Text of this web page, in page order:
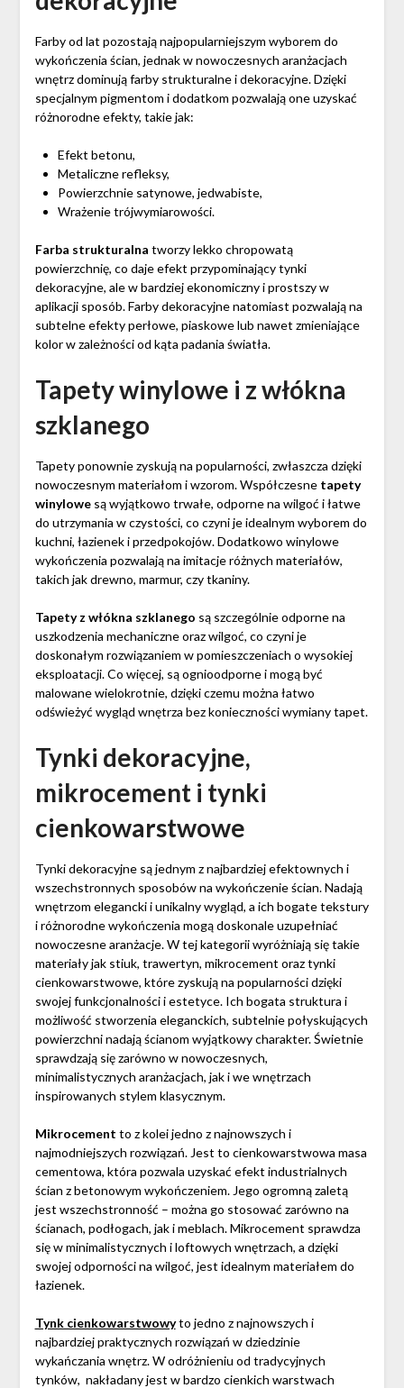
Farby od lat pozostają najpopularniejszym wyborem do
wykończenia ścian, jednak w nowoczesnych aranżacjach
wnętrz dominują farby strukturalne i dekoracyjne. Dzięki
specjalnym pigmentom i dodatkom pozwalają one uzyskać
różnorodne efekty, takie jak:
Efekt betonu,
Metaliczne refleksy,
Powierzchnie satynowe, jedwabiste,
Wrażenie trójwymiarowości.
Farba strukturalna tworzy lekko chropowatą
powierzchnię, co daje efekt przypominający tynki
dekoracyjne, ale w bardziej ekonomiczny i prostszy w
aplikacji sposób. Farby dekoracyjne natomiast pozwalają na
subtelne efekty perłowe, piaskowe lub nawet zmieniające
kolor w zależności od kąta padania światła.
Tapety winylowe i z włókna
szklanego
Tapety ponownie zyskują na popularności, zwłaszcza dzięki
nowoczesnym materiałom i wzorom. Współczesne tapety
winylowesą wyjątkowo trwałe, odporne na wilgoć i łatwe
do utrzymania w czystości, co czyni je idealnym wyborem do
kuchni, łazienek i przedpokojów. Dodatkowo winylowe
wykończenia pozwalają na imitacje różnych materiałów,
takich jak drewno, marmur, czy tkaniny.
Tapety z włókna szklanego są szczególnie odporne na
uszkodzenia mechaniczne oraz wilgoć, co czyni je
doskonałym rozwiązaniem w pomieszczeniach o wysokiej
eksploatacji. Co więcej, są ognioodporne i mogą być
malowane wielokrotnie, dzięki czemu można łatwo
odświeżyć wygląd wnętrza bez konieczności wymiany tapet.
Tynki dekoracyjne,
mikrocement i tynki
cienkowarstwowe
Tynki dekoracyjne są jednym z najbardziej efektownych i
wszechstronnych sposobów na wykończenie ścian. Nadają
wnętrzom elegancki i unikalny wygląd, a ich bogate tekstury
i różnorodne wykończenia mogą doskonale uzupełniać
nowoczesne aranżacje. W tej kategorii wyróżniają się takie
materiały jak stiuk, trawertyn, mikrocement oraz tynki
cienkowarstwowe, które zyskują na popularności dzięki
swojej funkcjonalności i estetyce. Ich bogata struktura i
możliwość stworzenia eleganckich, subtelnie połyskujących
powierzchni nadają ścianom wyjątkowy charakter. Świetnie
sprawdzają się zarówno w nowoczesnych,
minimalistycznych aranżacjach, jak i we wnętrzach
inspirowanych stylem klasycznym.
Mikrocement to z kolei jedno z najnowszych i
najmodniejszych rozwiązań. Jest to cienkowarstwowa masa
cementowa, która pozwala uzyskać efekt industrialnych
ścian z betonowym wykończeniem. Jego ogromną zaletą
jest wszechstronność – można go stosować zarówno na
ścianach, podłogach, jak i meblach. Mikrocement sprawdza
się w minimalistycznych i loftowych wnętrzach, a dzięki
swojej odporności na wilgoć, jest idealnym materiałem do
łazienek.
Tynk cienkowarstwowyto jedno z najnowszych i
najbardziej praktycznych rozwiązań w dziedzinie
wykańczania wnętrz. W odróżnieniu od tradycyjnych
tynków, nakładany jest w bardzo cienkich warstwach